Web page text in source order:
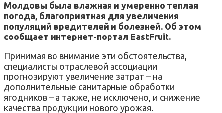
Молдовы была влажная и умеренно теплая
погода, благоприятная для увеличения
популяций вредителей и болезней. Об этом
сообщает интернет-портал EastFruit.
Принимая во внимание эти обстоятельства,
специалисты отраслевой ассоциации
прогнозируют увеличение затрат – на
дополнительные санитарные обработки
ягодников – а также, не исключено, и снижение
качества продукции нового урожая.